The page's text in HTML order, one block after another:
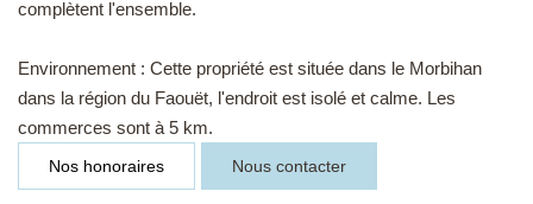
complètent l'ensemble.
Environnement : Cette propriété est située dans le Morbihan
dans la région du Faouët, l'endroit est isolé et calme. Les
commerces sont à 5 km.
Nos honoraires Nous contacter